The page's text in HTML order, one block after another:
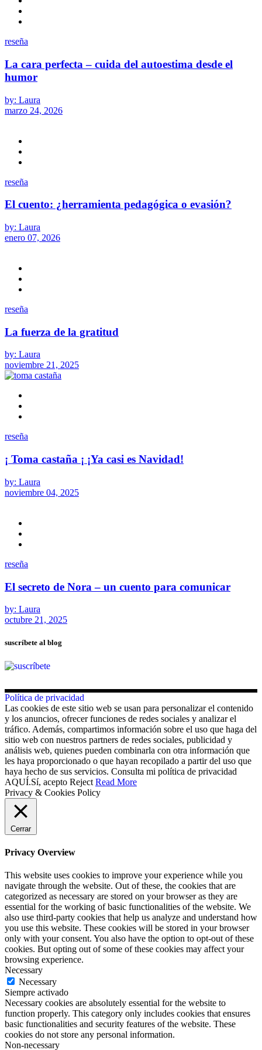
reseña
La cara perfecta – cuida del autoestima desde el
humor
by: Laura
marzo 24, 2026
reseña
El cuento: ¿herramienta pedagógica o evasión?
by: Laura
enero 07, 2026
reseña
La fuerza de la gratitud
by: Laura
noviembre 21, 2025
reseña
¡ Toma castaña ¡ ¡Ya casi es Navidad!
by: Laura
noviembre 04, 2025
reseña
El secreto de Nora – un cuento para comunicar
by: Laura
octubre 21, 2025
suscríbete al blog
Política de privacidad
Las cookies de este sitio web se usan para personalizar el contenido
y los anuncios, ofrecer funciones de redes sociales y analizar el
tráfico. Además, compartimos información sobre el uso que haga del
sitio web con nuestros partners de redes sociales, publicidad y
análisis web, quienes pueden combinarla con otra información que
les haya proporcionado o que hayan recopilado a partir del uso que
haya hecho de sus servicios. Consulta mi política de privacidad
AQUÍ.Sí, acepto Reject Read More
Privacy & Cookies Policy
Cerrar
Privacy Overview
This website uses cookies to improve your experience while you
navigate through the website. Out of these, the cookies that are
categorized as necessary are stored on your browser as they are
essential for the working of basic functionalities of the website. We
also use third-party cookies that help us analyze and understand how
you use this website. These cookies will be stored in your browser
only with your consent. You also have the option to opt-out of these
cookies. But opting out of some of these cookies may affect your
browsing experience.
Necessary
Necessary
Siempre activado
Necessary cookies are absolutely essential for the website to
function properly. This category only includes cookies that ensures
basic functionalities and security features of the website. These
cookies do not store any personal information.
Non-necessary